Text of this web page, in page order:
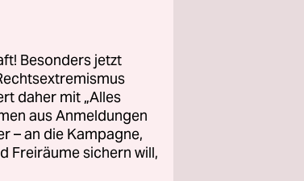
Besonders jetzt
daher mit „Alles
aus Anmeldungen
– an die Kampagne,
Freiräume sichern will,